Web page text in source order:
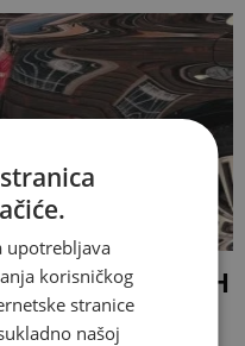
Federacije BiH
kome idu
upotrebljava
korisničkog
stranice
našoj